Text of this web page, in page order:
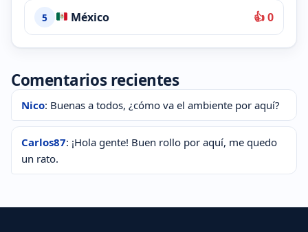
5 México 👍 0
Comentarios recientes
Nico: Buenas a todos, ¿cómo va el ambiente por aquí?
Carlos87: ¡Hola gente! Buen rollo por aquí, me quedo
un rato.